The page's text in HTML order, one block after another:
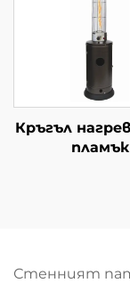
Кръгъл
пламък
Стенният